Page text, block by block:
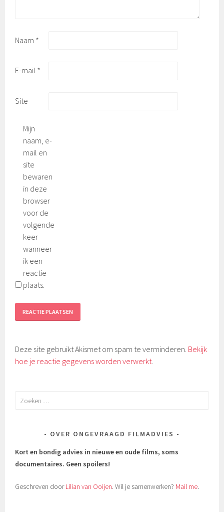
Naam *
E-mail *
Site
Mijn
naam, e-
mail en
site
bewaren
in deze
browser
voor de
volgende
keer
wanneer
ik een
reactie
plaats.
Deze site gebruikt Akismet om spam te verminderen. Bekijk
hoe je reactie gegevens worden verwerkt.
Zoeken
OVER ONGEVRAAGD FILMADVIES
Kort en bondig advies in nieuwe en oude films, soms
documentaires. Geen spoilers!
Geschreven doorLilian van Ooijen. Wil je samenwerken? Mail me.